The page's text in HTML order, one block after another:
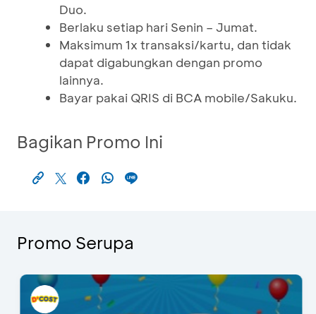
Duo.
Berlaku setiap hari Senin – Jumat.
Maksimum 1x transaksi/kartu, dan tidak
dapat digabungkan dengan promo
lainnya.
Bayar pakai QRIS di BCA mobile/Sakuku.
Bagikan Promo Ini
Promo Serupa